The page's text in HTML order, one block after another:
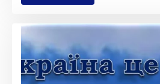
Паскору,
воїну
ЗСУ
з